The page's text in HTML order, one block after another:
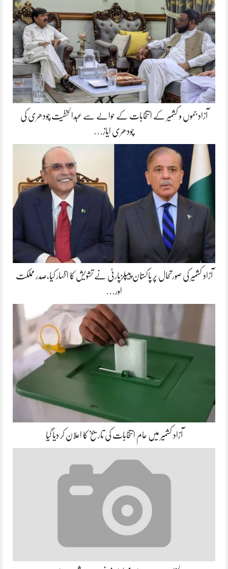
آزاد جموں و کشمیر کے انتخابات کے حوالے سے عبدالخطیت چودھری کی
چودھری ایاز…
آزاد کشمیر کی صورتحال پر پاکستان پیپلزپارٹی نے تشویش کا اظہار کیا،صدر مملکت
اور…
آزاد کشمیر میں عام انتخابات کی تاریخ کا اعلان کر دیا گیا